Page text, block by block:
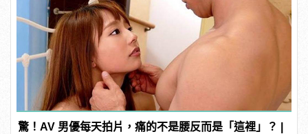
驚！AV 男優每天拍片，痛的不是腰反而是「這裡」？ |